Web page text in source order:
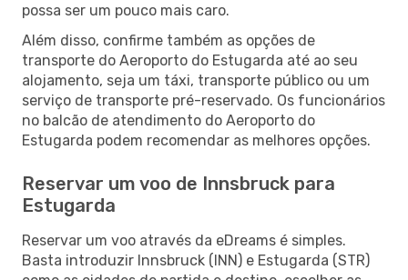
possa ser um pouco mais caro.
Além disso, confirme também as opções de
transporte do Aeroporto do Estugarda até ao seu
alojamento, seja um táxi, transporte público ou um
serviço de transporte pré-reservado. Os funcionários
no balcão de atendimento do Aeroporto do
Estugarda podem recomendar as melhores opções.
Reservar um voo de Innsbruck para
Estugarda
Reservar um voo através da eDreams é simples.
Basta introduzir Innsbruck (INN) e Estugarda (STR)